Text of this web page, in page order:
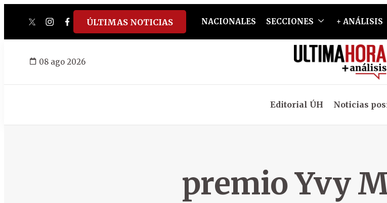
twitterinstagram
facebook
tiktokyoutube
spotify
ÚLTIMAS NOTICIAS NACIONALES SECCIONES + ANÁLISIS
08 ago 2026
Editorial ÚH Noticias
premio Yvy